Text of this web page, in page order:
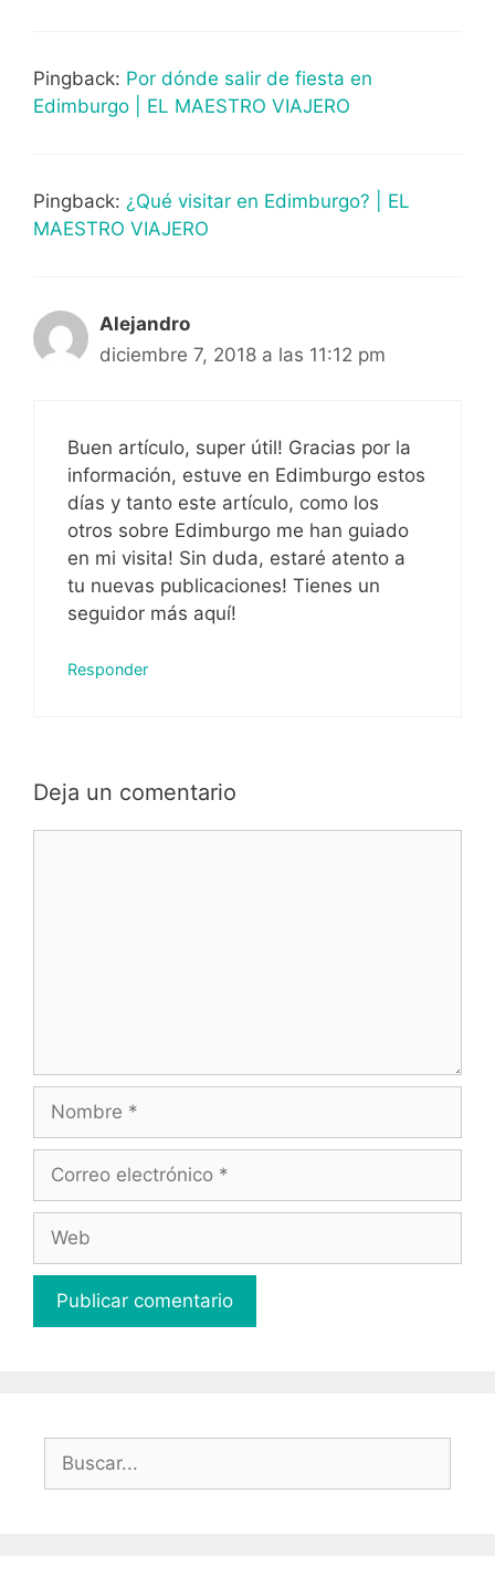
Pingback: Por dónde salir de fiesta en
Edimburgo | EL MAESTRO VIAJERO
Pingback: ¿Qué visitar en Edimburgo? | EL
MAESTRO VIAJERO
Alejandro
diciembre 7, 2018 a las 11:12 pm
Buen artículo, super útil! Gracias por la
información, estuve en Edimburgo estos
días y tanto este artículo, como los
otros sobre Edimburgo me han guiado
en mi visita! Sin duda, estaré atento a
tu nuevas publicaciones! Tienes un
seguidor más aquí!
Responder
Deja un comentario
electrónico